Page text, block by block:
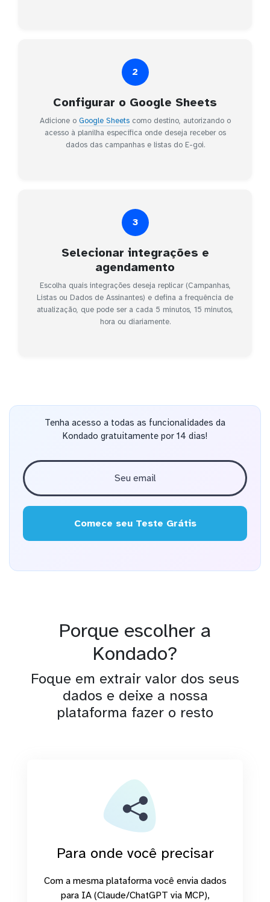
2
Configurar o Google Sheets
Adicione o Google Sheetscomo destino, autorizando o
acesso à planilha específica onde deseja receber os
dados das campanhas e listas do E-goi.
3
Selecionar integrações e
agendamento
Escolha quais integrações deseja replicar (Campanhas,
Listas ou Dados de Assinantes) e defina a frequência de
atualização, que pode ser a cada 5 minutos, 15 minutos,
hora ou diariamente.
Tenha acesso a todas as funcionalidades da
Kondado gratuitamente por 14 dias!
Comece seu Teste Grátis
Porque escolher a
Kondado?
Foque em extrair valor dos seus
dados e deixe a nossa
plataforma fazer o resto
Para onde você precisar
Com a mesma plataforma você envia dados
para IA (Claude/ChatGPT via MCP),